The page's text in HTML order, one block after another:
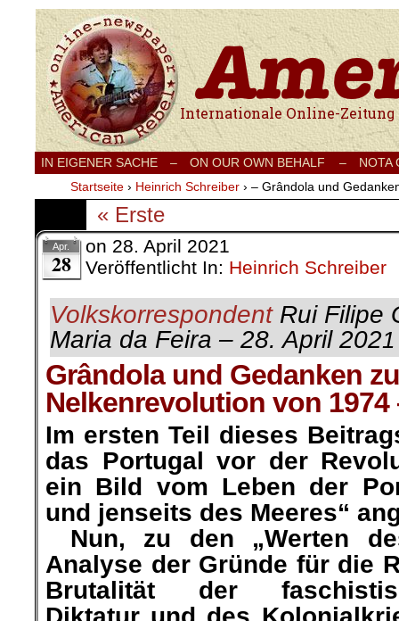
Internationale Onlinezeitung für Frieden,
IN EIGENER SACHE – ON OUR OWN BEHALF –
NOTA
Startseite › Heinrich Schreiber › – Grândola und
« Erste
Apr.
28
on 28. April 2021
Veröffentlicht In: Heinrich Schreiber
VolkskorrespondentRui Filipe
Maria da Feira – 28. April 2021
Grândola und Gedanken
Nelkenrevolution von 1974
Im ersten Teil dieses
das Portugal vor der
ein Bild vom Leben der
und jenseits des Meeres“
Nun, zu den „Werten
Analyse der Gründe für die
Brutalität der